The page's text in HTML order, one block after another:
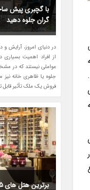
با گچبری پیش
گران جلوه دهید
در دنیای امروز، آرایش
از افراد اهمیت بسیاری
عواملی نیستند که در
جلوه یا ظاهری خانه نیز
فروش یک ملک تأثیر قابل